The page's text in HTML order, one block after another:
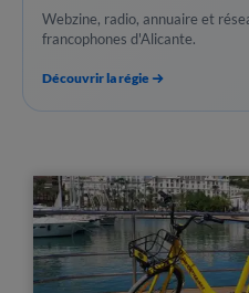
Webzine, radio, annuaire et
francophones d'Alicante.
Découvrir la régie